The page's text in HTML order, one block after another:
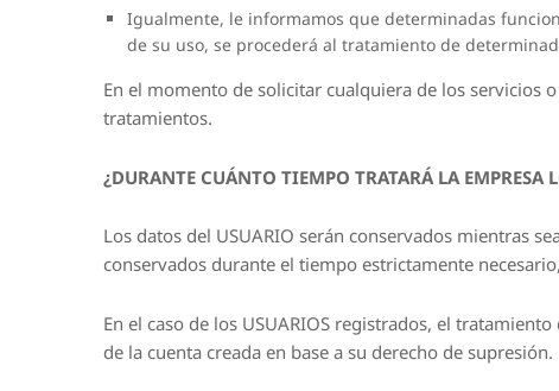
Igualmente, le informamos que determinadas
de su uso, se procederá al tratamiento de
En el momento de solicitar cualquiera de los servicios
tratamientos.
¿DURANTE CUÁNTO TIEMPO TRATARÁ LA EMPRESA
Los datos del USUARIO serán conservados mientras
conservados durante el tiempo estrictamente
En el caso de los USUARIOS registrados, el
de la cuenta creada en base a su derecho de supresión.